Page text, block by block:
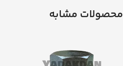
محصولات مشابه